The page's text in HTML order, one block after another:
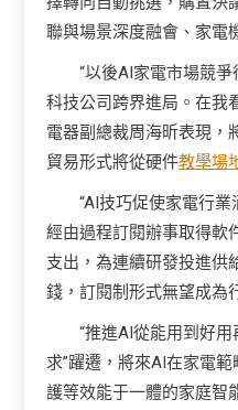
聯與場景深度融會、家電
“以後AI家電市場競
科技公司跨界進局。在我
電器副總裁周海昕表現，
貿易形式將從硬件教學場
“AI技巧促使家電行
經由過程訂閱辦事取得軟
支出，為連續研發投進供
錢，訂閱制形式無望成為
“推進AI從能用到好
求”躍遷，將來AI在家電
護等效能于一體的家庭智